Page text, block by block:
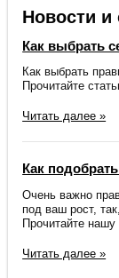
Новости и
Как выбрать
Как выбрать
Прочитайте
Читать далее »
Как
Очень важно
под ваш рост,
Прочитайте
Читать далее »